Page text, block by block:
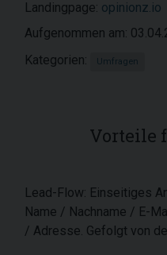
Landingpage: opinionz.io
Aufgenommen am:
Kategorien:
Umfragen
Vorteile
Lead-Flow: Einseitiges
Name / Nachname / E-
/ Adresse. Gefolgt von